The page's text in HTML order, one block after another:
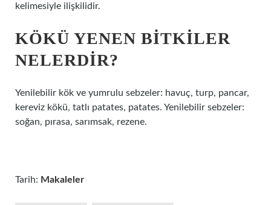
kelimesiyle ilişkilidir.
KÖKÜ YENEN BITKILER
NELERDIR?
Yenilebilir kök ve yumrulu sebzeler: havuç, turp, pancar,
kereviz kökü, tatlı patates, patates. Yenilebilir sebzeler:
soğan, pırasa, sarımsak, rezene.
Tarih: Makaleler